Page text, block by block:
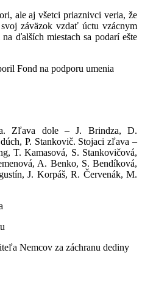
ale aj všetci priaznivci veria, že
záväzok vzdať úctu vzácnym
ďalších miestach sa podarí ešte
Fond na podporu umenia
Zľava dole – J. Brindza, D.
P. Stankovič. Stojaci zľava –
T. Kamasová, S. Stankovičová,
A. Benko, S. Bendíková,
J. Korpáš, R. Červenák, M.
Nemcov za záchranu dediny